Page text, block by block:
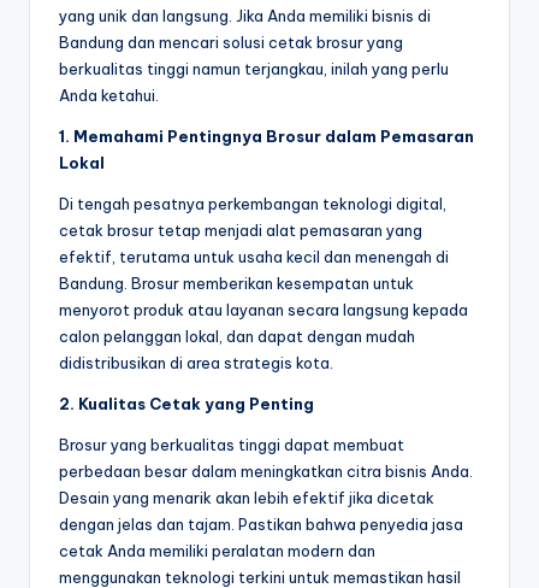
yang unik dan langsung. Jika Anda memiliki bisnis di
Bandung dan mencari solusi cetak brosur yang
berkualitas tinggi namun terjangkau, inilah yang perlu
Anda ketahui.
1. Memahami Pentingnya Brosur dalam Pemasaran
Lokal
Di tengah pesatnya perkembangan teknologi digital,
cetak brosur tetap menjadi alat pemasaran yang
efektif, terutama untuk usaha kecil dan menengah di
Bandung. Brosur memberikan kesempatan untuk
menyorot produk atau layanan secara langsung kepada
calon pelanggan lokal, dan dapat dengan mudah
didistribusikan di area strategis kota.
2. Kualitas Cetak yang Penting
Brosur yang berkualitas tinggi dapat membuat
perbedaan besar dalam meningkatkan citra bisnis Anda.
Desain yang menarik akan lebih efektif jika dicetak
dengan jelas dan tajam. Pastikan bahwa penyedia jasa
cetak Anda memiliki peralatan modern dan
menggunakan teknologi terkini untuk memastikan hasil